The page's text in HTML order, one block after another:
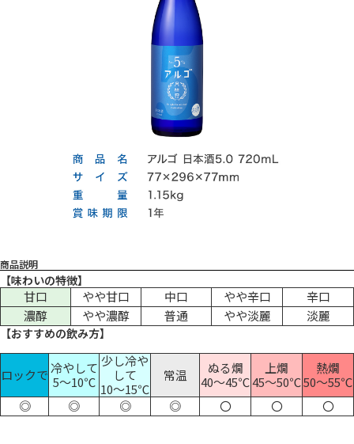
【味わいの特徴】
甘口 やや甘口 中口 やや辛口
辛口
濃醇
やや濃醇 普通 やや淡麗 淡麗
【おすすめの飲み方】
ロックで 冷やして
5～10℃
少し冷や
して
10～15℃
常温
ぬる燗
40～45℃
上燗
45～50℃
熱燗
50～55℃
◎
◎ ◎ ◎ 〇 〇 〇